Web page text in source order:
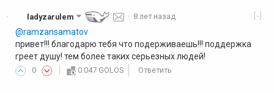
· [-]
ladyzarulem · 8 лет назад
@ramzansamatov
привет!!! благодарю тебя что подерживаешь!!! поддержка
греет душу! тем более таких серьезных людей!
0 0.047 GOLOS Ответить